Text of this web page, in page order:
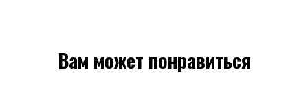
Вам может понравиться